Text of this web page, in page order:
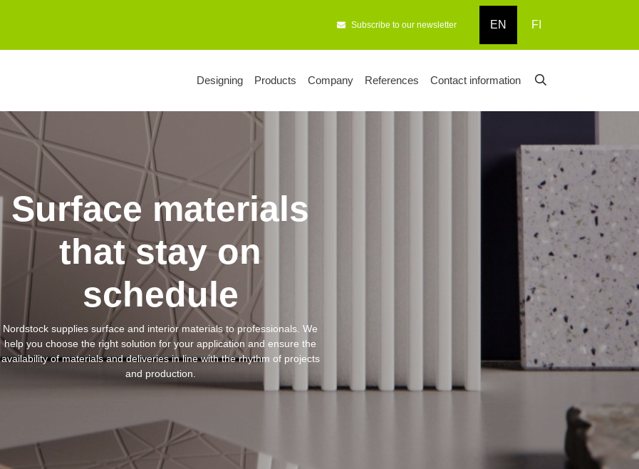
Subscribe to our newsletter EN FI
Designing Products Company References Contact information
Surface materials
that stay on
schedule
Nordstock supplies surface and interior materials to professionals. We
help you choose the right solution for your application and ensure the
availability of materials and deliveries in line with the rhythm of projects
and production.